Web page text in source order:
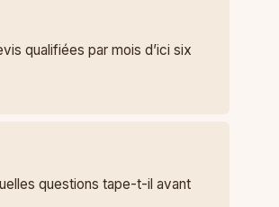
qualifiées par mois d’ici six
questions tape-t-il avant